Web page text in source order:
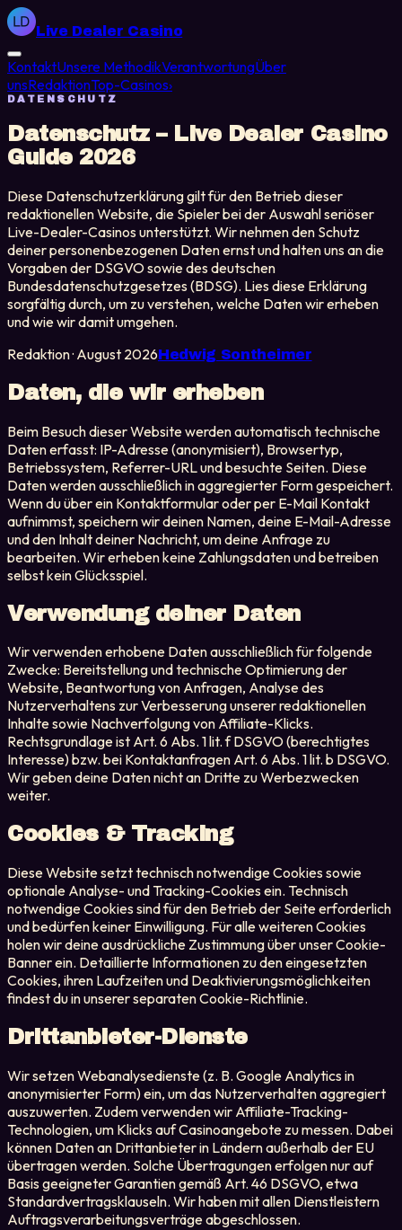
Live Dealer Casino
KontaktUnsere MethodikVerantwortungÜber
unsRedaktionTop-Casinos›
DATENSCHUTZ
Datenschutz – Live Dealer Casino
Guide 2026
Diese Datenschutzerklärung gilt für den Betrieb dieser
redaktionellen Website, die Spieler bei der Auswahl seriöser
Live-Dealer-Casinos unterstützt. Wir nehmen den Schutz
deiner personenbezogenen Daten ernst und halten uns an die
Vorgaben der DSGVO sowie des deutschen
Bundesdatenschutzgesetzes (BDSG). Lies diese Erklärung
sorgfältig durch, um zu verstehen, welche Daten wir erheben
und wie wir damit umgehen.
Redaktion· August 2026Hedwig Sontheimer
Daten, die wir erheben
Beim Besuch dieser Website werden automatisch technische
Daten erfasst: IP-Adresse (anonymisiert), Browsertyp,
Betriebssystem, Referrer-URL und besuchte Seiten. Diese
Daten werden ausschließlich in aggregierter Form gespeichert.
Wenn du über ein Kontaktformular oder per E-Mail Kontakt
aufnimmst, speichern wir deinen Namen, deine E-Mail-Adresse
und den Inhalt deiner Nachricht, um deine Anfrage zu
bearbeiten. Wir erheben keine Zahlungsdaten und betreiben
selbst kein Glücksspiel.
Verwendung deiner Daten
Wir verwenden erhobene Daten ausschließlich für folgende
Zwecke: Bereitstellung und technische Optimierung der
Website, Beantwortung von Anfragen, Analyse des
Nutzerverhaltens zur Verbesserung unserer redaktionellen
Inhalte sowie Nachverfolgung von Affiliate-Klicks.
Rechtsgrundlage ist Art. 6 Abs. 1 lit. f DSGVO (berechtigtes
Interesse) bzw. bei Kontaktanfragen Art. 6 Abs. 1 lit. b DSGVO.
Wir geben deine Daten nicht an Dritte zu Werbezwecken
weiter.
Cookies & Tracking
Diese Website setzt technisch notwendige Cookies sowie
optionale Analyse- und Tracking-Cookies ein. Technisch
notwendige Cookies sind für den Betrieb der Seite erforderlich
und bedürfen keiner Einwilligung. Für alle weiteren Cookies
holen wir deine ausdrückliche Zustimmung über unser Cookie-
Banner ein. Detaillierte Informationen zu den eingesetzten
Cookies, ihren Laufzeiten und Deaktivierungsmöglichkeiten
findest du in unserer separaten Cookie-Richtlinie.
Drittanbieter-Dienste
Wir setzen Webanalysedienste (z. B. Google Analytics in
anonymisierter Form) ein, um das Nutzerverhalten aggregiert
auszuwerten. Zudem verwenden wir Affiliate-Tracking-
Technologien, um Klicks auf Casinoangebote zu messen. Dabei
können Daten an Drittanbieter in Ländern außerhalb der EU
übertragen werden. Solche Übertragungen erfolgen nur auf
Basis geeigneter Garantien gemäß Art. 46 DSGVO, etwa
Standardvertragsklauseln. Wir haben mit allen Dienstleistern
Auftragsverarbeitungsverträge abgeschlossen.